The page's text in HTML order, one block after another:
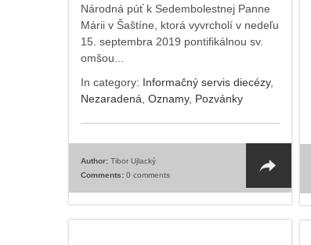
Národná púť k Sedembolestnej Panne
Márii v Šaštíne, ktorá vyvrcholí v nedeľu
15. septembra 2019 pontifikálnou sv.
omšou...
In category: Informačný servis diecézy,
Nezaradená Oznamy, Pozvánky
Author: Tibor Ujlacký
Comments: 0 comments